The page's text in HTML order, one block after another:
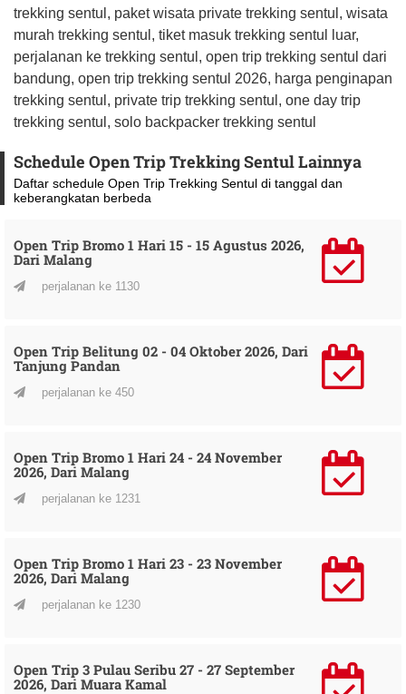
trekking sentul, paket wisata private trekking sentul, wisata
murah trekking sentul, tiket masuk trekking sentul luar,
perjalanan ke trekking sentul, open trip trekking sentul dari
bandung, open trip trekking sentul 2026, harga penginapan
trekking sentul, private trip trekking sentul, one day trip
trekking sentul, solo backpacker trekking sentul
Schedule Open Trip Trekking Sentul Lainnya
Daftar schedule Open Trip Trekking Sentul di tanggal dan
keberangkatan berbeda
Open Trip Bromo 1 Hari 15 - 15 Agustus 2026,
Dari Malang
perjalanan ke 1130
Open Trip Belitung 02 - 04 Oktober 2026, Dari
Tanjung Pandan
perjalanan ke 450
Open Trip Bromo 1 Hari 24 - 24 November
2026, Dari Malang
perjalanan ke 1231
Open Trip Bromo 1 Hari 23 - 23 November
2026, Dari Malang
perjalanan ke 1230
Open Trip 3 Pulau Seribu 27 - 27 September
2026, Dari Muara Kamal